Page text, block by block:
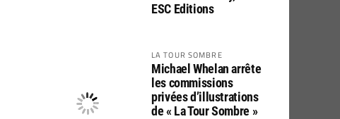
ESC Editions
LA TOUR SOMBRE
Michael Whelan arrête
les commissions
privées d’illustrations
de « La Tour Sombre »